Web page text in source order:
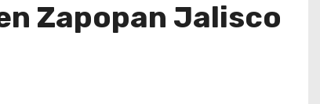
Zapopan Jalisco